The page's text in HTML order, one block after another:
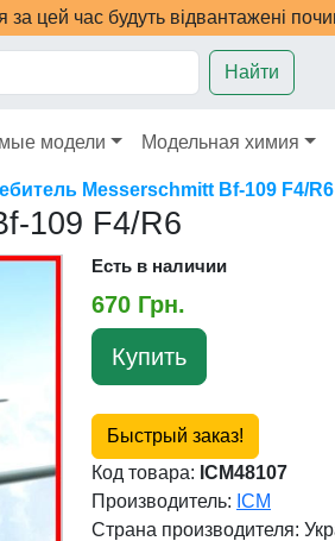
цей час будуть відвантажені
Найти
модели Модельная химия
Messerschmitt Bf-109 F4/R6
109 F4/R6
Есть в наличии
670 Грн.
Купить
Быстрый заказ!
Код товара: ICM48107
Производитель: ICM
Страна производителя: